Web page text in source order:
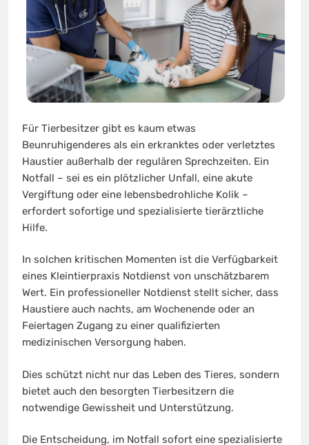
Für Tierbesitzer gibt es kaum etwas
Beunruhigenderes als ein erkranktes oder verletztes
Haustier außerhalb der regulären Sprechzeiten. Ein
Notfall – sei es ein plötzlicher Unfall, eine akute
Vergiftung oder eine lebensbedrohliche Kolik –
erfordert sofortige und spezialisierte tierärztliche
Hilfe.
In solchen kritischen Momenten ist die Verfügbarkeit
eines Kleintierpraxis Notdienst von unschätzbarem
Wert. Ein professioneller Notdienst stellt sicher, dass
Haustiere auch nachts, am Wochenende oder an
Feiertagen Zugang zu einer qualifizierten
medizinischen Versorgung haben.
Dies schützt nicht nur das Leben des Tieres, sondern
bietet auch den besorgten Tierbesitzern die
notwendige Gewissheit und Unterstützung.
Die Entscheidung, im Notfall sofort eine spezialisierte